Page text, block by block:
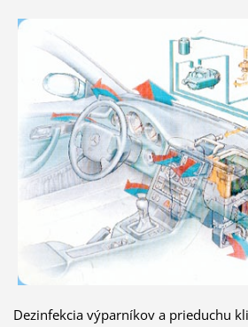
Dezinfekcia výparníkov a prieduchu